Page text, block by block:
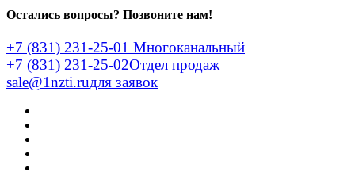
Остались вопросы? Позвоните нам!
+7 (831) 231-25-01 Многоканальный
+7 (831) 231-25-02Отдел продаж
sale@1nzti.ruдля заявок